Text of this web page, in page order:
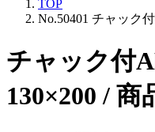
TOP
No.50401 チャック
チャック付
130×200 / 商